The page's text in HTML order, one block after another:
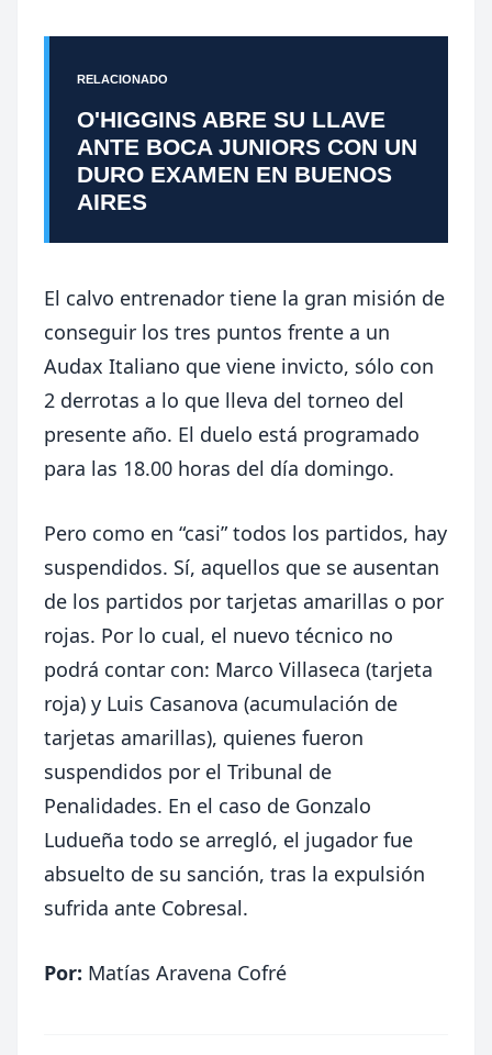
RELACIONADO
O'HIGGINS ABRE SU LLAVE
ANTE BOCA JUNIORS CON UN
DURO EXAMEN EN BUENOS
AIRES
El calvo entrenador tiene la gran misión de
conseguir los tres puntos frente a un
Audax Italiano que viene invicto, sólo con
2 derrotas a lo que lleva del torneo del
presente año. El duelo está programado
para las 18.00 horas del día domingo.
Pero como en “casi” todos los partidos, hay
suspendidos. Sí, aquellos que se ausentan
de los partidos por tarjetas amarillas o por
rojas. Por lo cual, el nuevo técnico no
podrá contar con: Marco Villaseca (tarjeta
roja) y Luis Casanova (acumulación de
tarjetas amarillas), quienes fueron
suspendidos por el Tribunal de
Penalidades. En el caso de Gonzalo
Ludueña todo se arregló, el jugador fue
absuelto de su sanción, tras la expulsión
sufrida ante Cobresal.
Por: Matías Aravena Cofré